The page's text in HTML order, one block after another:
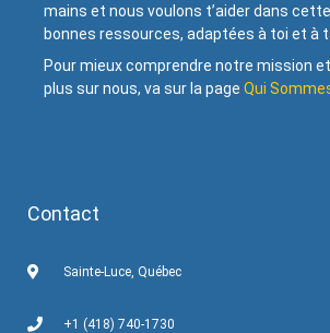
mains et nous voulons t’aider dans
bonnes ressources, adaptées à toi et à
Pour mieux comprendre notre mission
plus sur nous, va sur la page Qui
Contact
Sainte-Luce, Québec
+1 (418) 740-1730